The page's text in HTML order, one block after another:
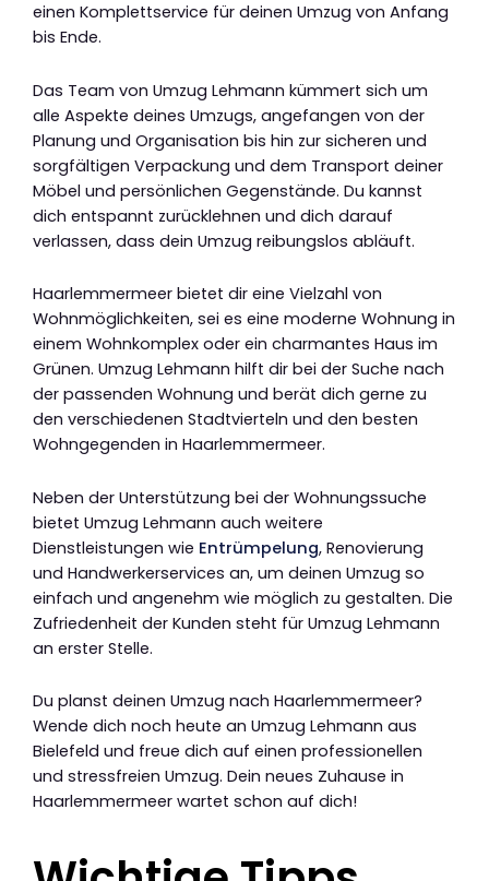
einen Komplettservice für deinen Umzug von Anfang
bis Ende.
Das Team von Umzug Lehmann kümmert sich um
alle Aspekte deines Umzugs, angefangen von der
Planung und Organisation bis hin zur sicheren und
sorgfältigen Verpackung und dem Transport deiner
Möbel und persönlichen Gegenstände. Du kannst
dich entspannt zurücklehnen und dich darauf
verlassen, dass dein Umzug reibungslos abläuft.
Haarlemmermeer bietet dir eine Vielzahl von
Wohnmöglichkeiten, sei es eine moderne Wohnung in
einem Wohnkomplex oder ein charmantes Haus im
Grünen. Umzug Lehmann hilft dir bei der Suche nach
der passenden Wohnung und berät dich gerne zu
den verschiedenen Stadtvierteln und den besten
Wohngegenden in Haarlemmermeer.
Neben der Unterstützung bei der Wohnungssuche
bietet Umzug Lehmann auch weitere
Dienstleistungen wie Entrümpelung, Renovierung
und Handwerkerservices an, um deinen Umzug so
einfach und angenehm wie möglich zu gestalten. Die
Zufriedenheit der Kunden steht für Umzug Lehmann
an erster Stelle.
Du planst deinen Umzug nach Haarlemmermeer?
Wende dich noch heute an Umzug Lehmann aus
Bielefeld und freue dich auf einen professionellen
und stressfreien Umzug. Dein neues Zuhause in
Haarlemmermeer wartet schon auf dich!